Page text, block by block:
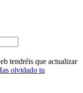
tendréis que actualizar
olvidado tu